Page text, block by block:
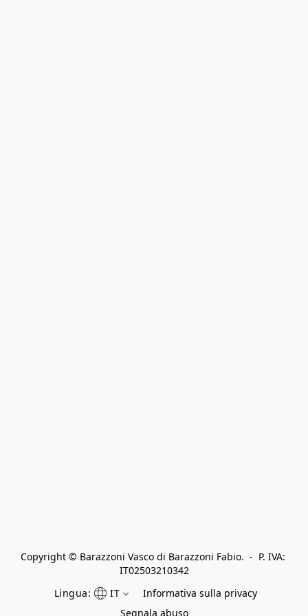
Copyright © Barazzoni Vasco di Barazzoni Fabio.  -  P. IVA:
IT02503210342
Lingua:
IT
Informativa sulla privacy
Segnala abuso